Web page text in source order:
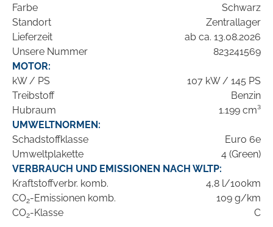
Farbe
Schwarz
Standort
Zentrallager
Lieferzeit
ab ca. 13.08.2026
Unsere Nummer
823241569
MOTOR:
kW / PS
107 kW / 145 PS
Treibstoff
Benzin
Hubraum
1.199 cm³
UMWELTNORMEN:
Schadstoffklasse
Euro 6e
Umweltplakette
4 (Green)
VERBRAUCH UND EMISSIONEN NACH WLTP:
Kraftstoffverbr. komb.
4,8 l/100km
CO2-Emissionen komb.
109 g/km
CO2-Klasse C